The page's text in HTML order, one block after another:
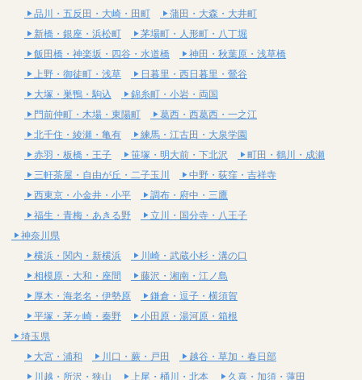
品川・五反田・大崎・田町
蒲田・大森・大井町
新橋・銀座・浜松町
茅場町・人形町・八丁堀
飯田橋・神楽坂・四谷・水道橋
神田・秋葉原・浅草橋
上野・御徒町・浅草
日暮里・西日暮里・鶯谷
大塚・巣鴨・駒込
錦糸町・小岩・両国
門前仲町・木場・東陽町
葛西・西葛西・一之江
北千住・綾瀬・亀有
練馬・江古田・大泉学園
赤羽・板橋・王子
笹塚・明大前・下北沢
町田・鶴川・成瀬
三軒茶屋・自由が丘・二子玉川
中野・荻窪・吉祥寺
西東京・小金井・小平
調布・府中・三鷹
福生・青梅・あきる野
立川・国分寺・八王子
神奈川県
横浜・関内・新横浜
川崎・武蔵小杉・溝の口
相模原・大和・座間
藤沢・湘南・江ノ島
厚木・海老名・伊勢原
鎌倉・逗子・横須賀
平塚・茅ヶ崎・秦野
小田原・湯河原・箱根
埼玉県
大宮・浦和
川口・蕨・戸田
越谷・草加・春日部
川越・所沢・狭山
上尾・桶川・北本 久喜・加須・蓮田